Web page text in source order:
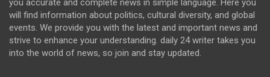
you accurate and complete news in simple language. Here you
will find information about politics, cultural diversity, and global
events. We provide you with the latest and important news and
strive to enhance your understanding. daily 24 writer takes you
into the world of news, so join and stay updated.